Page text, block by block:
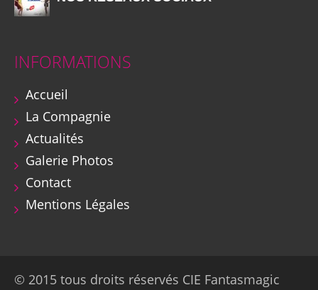
INFORMATIONS
Accueil
La Compagnie
Actualités
Galerie Photos
Contact
Mentions Légales
© 2015 tous droits réservés CIE Fantasmagic